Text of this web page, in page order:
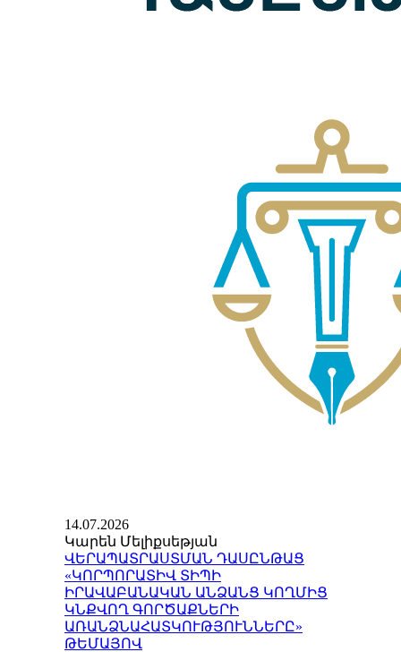
14.07.2026
Կարեն Մելիքսեթյան
ՎԵՐԱՊԱՏՐԱՍՏՄԱՆ ԴԱՍԸՆԹԱՑ
«ԿՈՐՊՈՐԱՏԻՎ ՏԻՊԻ
ԻՐԱՎԱԲԱՆԱԿԱՆ ԱՆՁԱՆՑ ԿՈՂՄԻՑ
ԿՆՔՎՈՂ ԳՈՐԾԱՔՆԵՐԻ
ԱՌԱՆՁՆԱՀԱՏԿՈՒԹՅՈՒՆՆԵՐԸ»
ԹԵՄԱՅՈՎ